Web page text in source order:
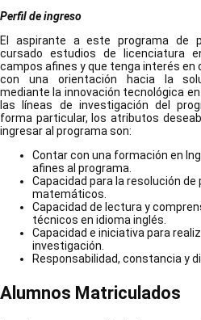
Perfil de ingreso
El aspirante a este programa de
cursado estudios de licenciatura
campos afines y que tenga interés en
con una orientación hacia la
mediante la innovación tecnológica
las líneas de investigación del
forma particular, los atributos
ingresar al programa son:
Contar con una formación en
afines al programa.
Capacidad para la resolución
matemáticos.
Capacidad de lectura y
técnicos en idioma inglés.
Capacidad e iniciativa para
investigación.
Responsabilidad, constancia y
Alumnos Matriculados